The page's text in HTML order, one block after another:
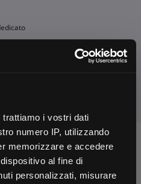
trattiamo i vostri dati
numero IP, utilizzando
memorizzare e accedere
al fine di
personalizzati, misurare